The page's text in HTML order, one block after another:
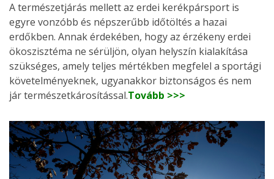
A természetjárás mellett az erdei kerékpársport is
egyre vonzóbb és népszerűbb időtöltés a hazai
erdőkben. Annak érdekében, hogy az érzékeny erdei
ökoszisztéma ne sérüljön, olyan helyszín kialakítása
szükséges, amely teljes mértékben megfelel a sportági
követelményeknek, ugyanakkor biztonságos és nem
jár természetkárosítással.Tovább >>>